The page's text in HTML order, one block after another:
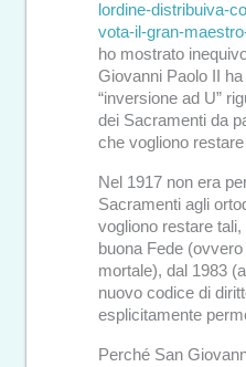
lordine-distribuiva-
vota-il-gran-
ho mostrato
Giovanni Paolo II
“inversione ad U”
dei Sacramenti da
che vogliono restare
Nel 1917 non era
Sacramenti agli
vogliono restare
buona Fede
mortale), dal 1983
nuovo codice di
esplicitamente
Perché San